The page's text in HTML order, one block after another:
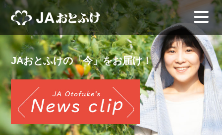
JAおとふけの「今」をお届け！